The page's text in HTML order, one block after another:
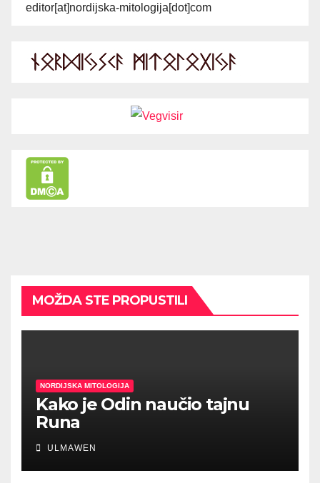
editor[at]nordijska-mitologija[dot]com
MOŽDA STE PROPUSTILI
NORDIJSKA MITOLOGIJA
Kako je Odin naučio tajnu
Runa
ULMAWEN